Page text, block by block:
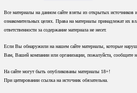
Все материалы на данном сайте взяты из открытых источников
ознакомительных целях. Права на материалы принадлежат их
ответственности за содержание материала не несет.
Если Вы обнаружили на нашем сайте материалы, которые
Вам, Вашей компании или организации, пожалуйста, сообщите
На сайте могут быть опубликованы материалы 18+!
При цитировании ссылка на источник обязательна.